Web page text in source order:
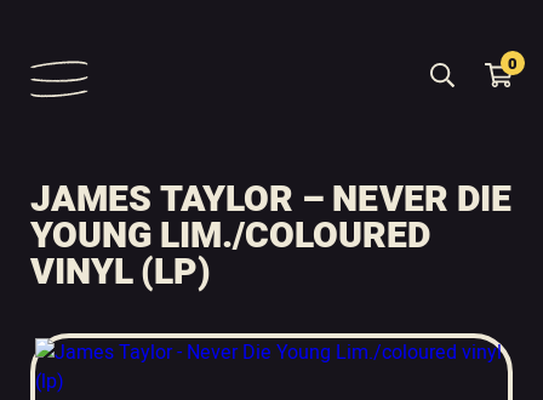
0
JAMES TAYLOR – NEVER DIE
YOUNG LIM./COLOURED
VINYL (LP)